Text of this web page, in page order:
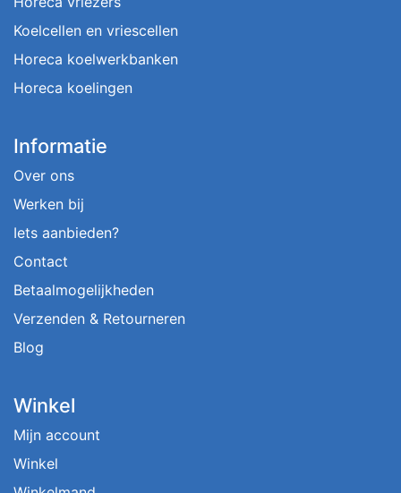
Koelcellen en vriescellen
Horeca koelwerkbanken
Horeca koelingen
Informatie
Over ons
Werken bij
Iets aanbieden?
Contact
Betaalmogelijkheden
Verzenden & Retourneren
Blog
Winkel
Mijn account
Winkel